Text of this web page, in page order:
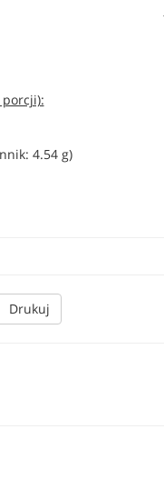
4.54 g)
Drukuj